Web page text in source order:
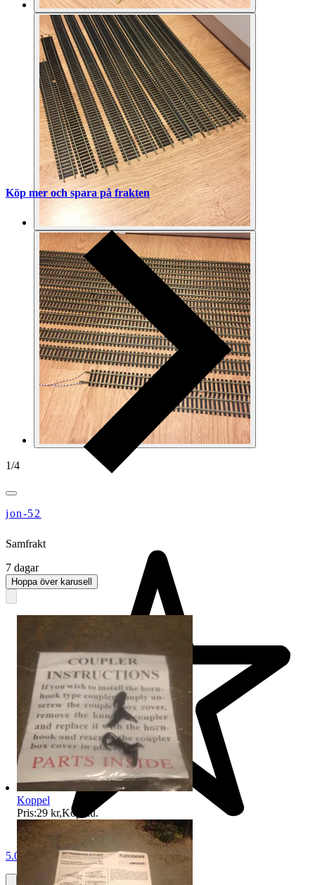
1/4
jon-52
5.0
Köp mer och spara på frakten
Samfrakt
7 dagar
Hoppa över karusell
Koppel
Pris:29 kr,Köp nu.